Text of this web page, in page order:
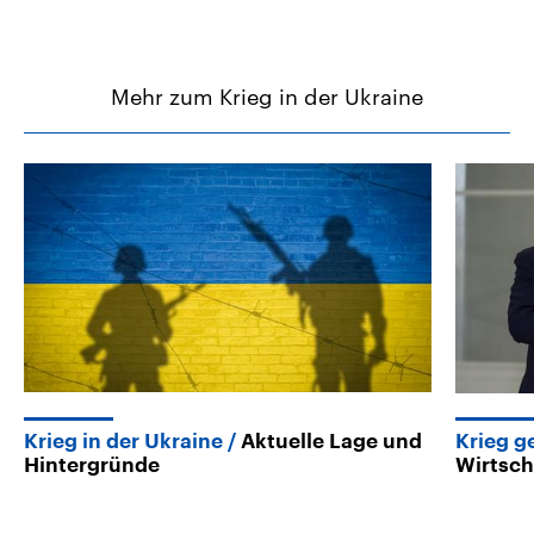
Mehr zum Krieg in der Ukraine
Krieg in der Ukraine
Aktuelle Lage und
Hintergründe
Krieg